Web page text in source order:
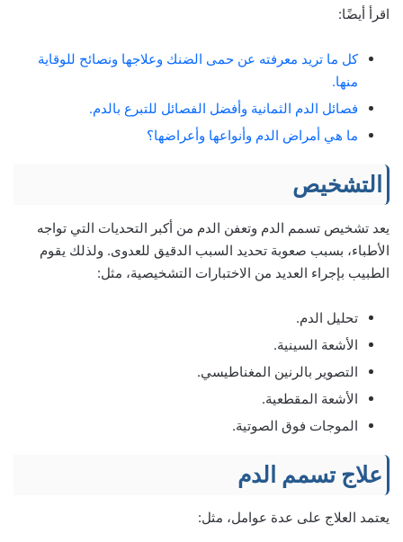
اقرأ أيضًا:
كل ما تريد معرفته عن حمى الضنك وعلاجها ونصائح للوقاية
منها.
فصائل الدم الثمانية وأفضل الفصائل للتبرع بالدم.
ما هي أمراض الدم وأنواعها وأعراضها؟
التشخيص
يعد تشخيص تسمم الدم وتعفن الدم من أكبر التحديات التي تواجه
الأطباء، بسبب صعوبة تحديد السبب الدقيق للعدوى. ولذلك يقوم
الطبيب بإجراء العديد من الاختبارات التشخيصية، مثل:
تحليل الدم.
الأشعة السينية.
التصوير بالرنين المغناطيسي.
الأشعة المقطعية.
الموجات فوق الصوتية.
علاج تسمم الدم
يعتمد العلاج على عدة عوامل، مثل: